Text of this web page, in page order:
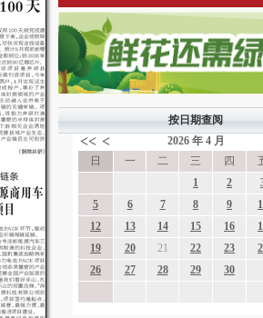
按日期查阅